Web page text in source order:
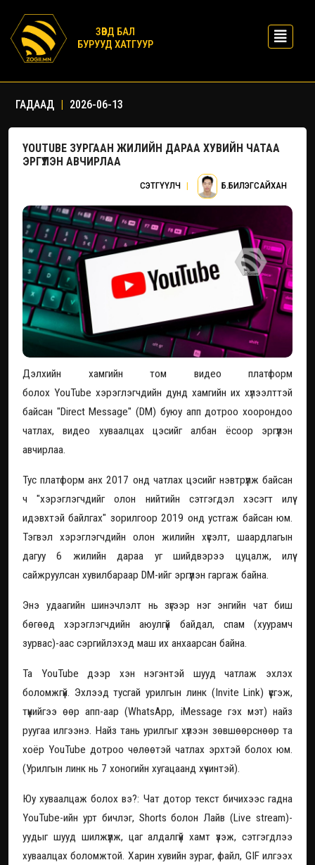
ЗӨВД БАЛ
БУРУУД ХАТГУУР
ГАДААД | 2026-06-13
YOUTUBE ЗУРГААН ЖИЛИЙН ДАРАА ХУВИЙН ЧАТАА
ЭРГҮҮЛЭН АВЧИРЛАА
СЭТГҮҮЛЧ | Б.БИЛЭГСАЙХАН
Дэлхийн хамгийн том видео платформ
болох YouTube хэрэглэгчдийн дунд хамгийн их хүлээлттэй
байсан "Direct Message" (DM) буюу апп дотроо хоорондоо
чатлах, видео хуваалцах цэсийг албан ёсоор эргүүлэн
авчирлаа.
Тус платформ анх 2017 онд чатлах цэсийг нэвтрүүлж байсан
ч "хэрэглэгчдийг олон нийтийн сэтгэгдэл хэсэгт илүү
идэвхтэй байлгах" зорилгоор 2019 онд устгаж байсан юм.
Тэгвэл хэрэглэгчдийн олон жилийн хүсэлт, шаардлагын
дагуу 6 жилийн дараа уг шийдвэрээ цуцалж, илүү
сайжруулсан хувилбараар DM-ийг эргүүлэн гаргаж байна.
Энэ удаагийн шинэчлэлт нь зүгээр нэг энгийн чат биш
бөгөөд хэрэглэгчдийн аюулгүй байдал, спам (хуурамч
зурвас)-аас сэргийлэхэд маш их анхаарсан байна.
Та YouTube дээр хэн нэгэнтэй шууд чатлаж эхлэх
боломжгүй. Эхлээд тусгай урилгын линк (Invite Link) үүсгэж,
түүнийгээ өөр апп-аар (WhatsApp, iMessage гэх мэт) найз
руугаа илгээнэ. Найз тань урилгыг хүлээн зөвшөөрснөөр та
хоёр YouTube дотроо чөлөөтэй чатлах эрхтэй болох юм.
(Урилгын линк нь 7 хоногийн хугацаанд хүчинтэй).
Юу хуваалцаж болох вэ?: Чат дотор текст бичихээс гадна
YouTube-ийн урт бичлэг, Shorts болон Лайв (Live stream)-
уудыг шууд шилжүүлж, цаг алдалгүй хамт үзэж, сэтгэгдлээ
хуваалцах боломжтой. Харин хувийн зураг, файл, GIF илгээх